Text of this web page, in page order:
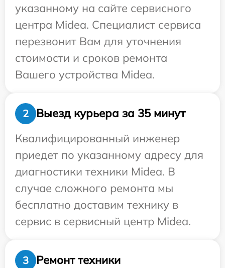
указанному на сайте сервисного
центра Midea. Специалист сервиса
перезвонит Вам для уточнения
стоимости и сроков ремонта
Вашего устройства Midea.
2
Выезд курьера за 35 минут
Квалифицированный инженер
приедет по указанному адресу для
диагностики техники Midea. В
случае сложного ремонта мы
бесплатно доставим технику в
сервис в сервисный центр Midea.
3
Ремонт техники